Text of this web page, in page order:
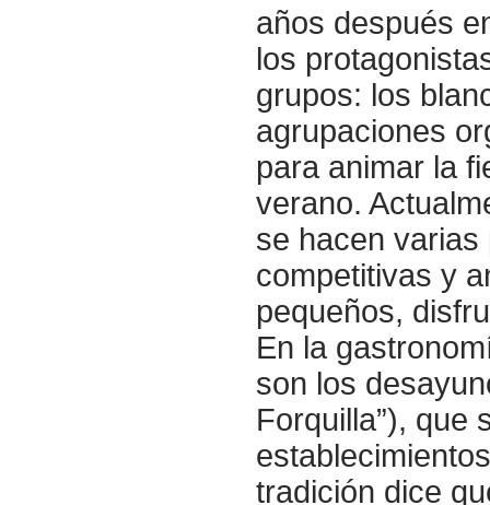
años después
los
grupos: los
agrupaciones
para animar la
verano.
se hacen
competitivas y
pequeños,
En la
son los
Forquilla”), que
tradición dice